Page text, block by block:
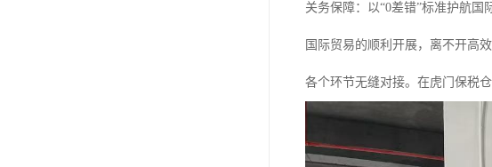
关务保障：以“0差错”标准护航国
国际贸易的顺利开展，离不开高
各个环节无缝对接。在虎门保税